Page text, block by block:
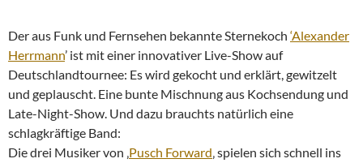
Der aus Funk und Fernsehen bekannte Sternekoch ‘Alexander
Herrmann’ ist mit einer innovativer Live-Show auf
Deutschlandtournee: Es wird gekocht und erklärt, gewitzelt
und geplauscht. Eine bunte Mischnung aus Kochsendung und
Late-Night-Show. Und dazu brauchts natürlich eine
schlagkräftige Band:
Die drei Musiker von ‚Pusch Forward‚ spielen sich schnell ins